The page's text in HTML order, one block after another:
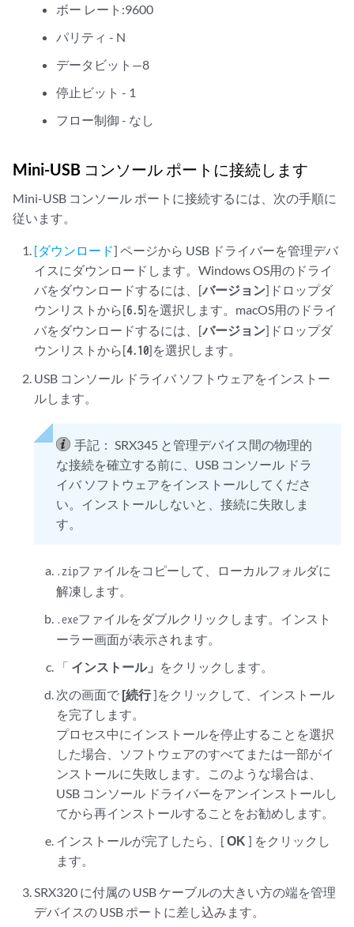
ボー レート:9600
パリティ - N
データビット—8
停止ビット - 1
フロー制御 - なし
Mini-USB コンソール ポートに接続します
Mini-USB コンソール ポートに接続するには、次の手順に
従います。
[ダウンロード] ページから USB ドライバーを管理デバ
イスにダウンロードします。Windows OS用のドライ
バをダウンロードするには、[バージョン]ドロップダ
ウンリストから[6.5]を選択します。macOS用のドライ
バをダウンロードするには、[バージョン]ドロップダ
ウンリストから[4.10]を選択します。
USB コンソール ドライバ ソフトウェアをインストー
ルします。
手記： SRX345 と管理デバイス間の物理的
な接続を確立する前に、USB コンソール ドラ
イバ ソフトウェアをインストールしてくださ
い。インストールしないと、接続に失敗しま
す。
.zipファイルをコピーして、ローカルフォルダに
解凍します。
.exeファイルをダブルクリックします。インスト
ーラー画面が表示されます。
「 インストール」 をクリックします。
次の画面で [続行]をクリックして、インストール
を完了します。
プロセス中にインストールを停止することを選択
した場合、ソフトウェアのすべてまたは一部がイ
ンストールに失敗します。このような場合は、
USB コンソール ドライバーをアンインストールし
てから再インストールすることをお勧めします。
インストールが完了したら、[ OK ] をクリックし
ます。
SRX320 に付属の USB ケーブルの大きい方の端を管理
デバイスの USB ポートに差し込みます。